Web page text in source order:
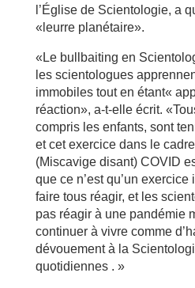
l’Église de Scientologie, a
«leurre planétaire».
«Le bullbaiting en
les scientologues
immobiles tout en étant«
réaction», a-t-elle écrit.
compris les enfants, sont
et cet exercice dans le
(Miscavige disant) COVID
que ce n’est qu’un
faire tous réagir, et les
pas réagir à une pandémie
continuer à vivre comme
dévouement à la
quotidiennes . »